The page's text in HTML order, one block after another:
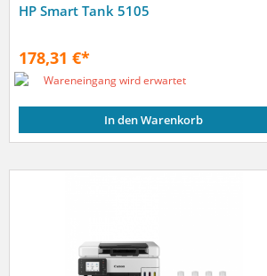
HP Smart Tank 5105
178,31 €*
Wareneingang wird erwartet
In den Warenkorb